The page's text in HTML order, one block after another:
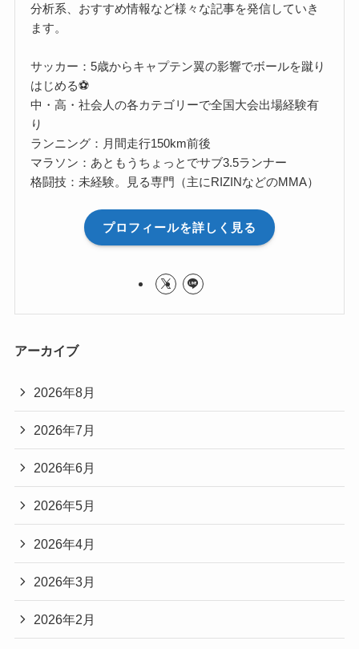
分析系、おすすめ情報など様々な記事を発信していき
ます。
サッカー：5歳からキャプテン翼の影響でボールを蹴り
はじめる⚽
中・高・社会人の各カテゴリーで全国大会出場経験有
り
ランニング：月間走行150km前後
マラソン：あともうちょっとでサブ3.5ランナー
格闘技：未経験。見る専門（主にRIZINなどのMMA）
プロフィールを詳しく見る
アーカイブ
2026年8月
2026年7月
2026年6月
2026年5月
2026年4月
2026年3月
2026年2月